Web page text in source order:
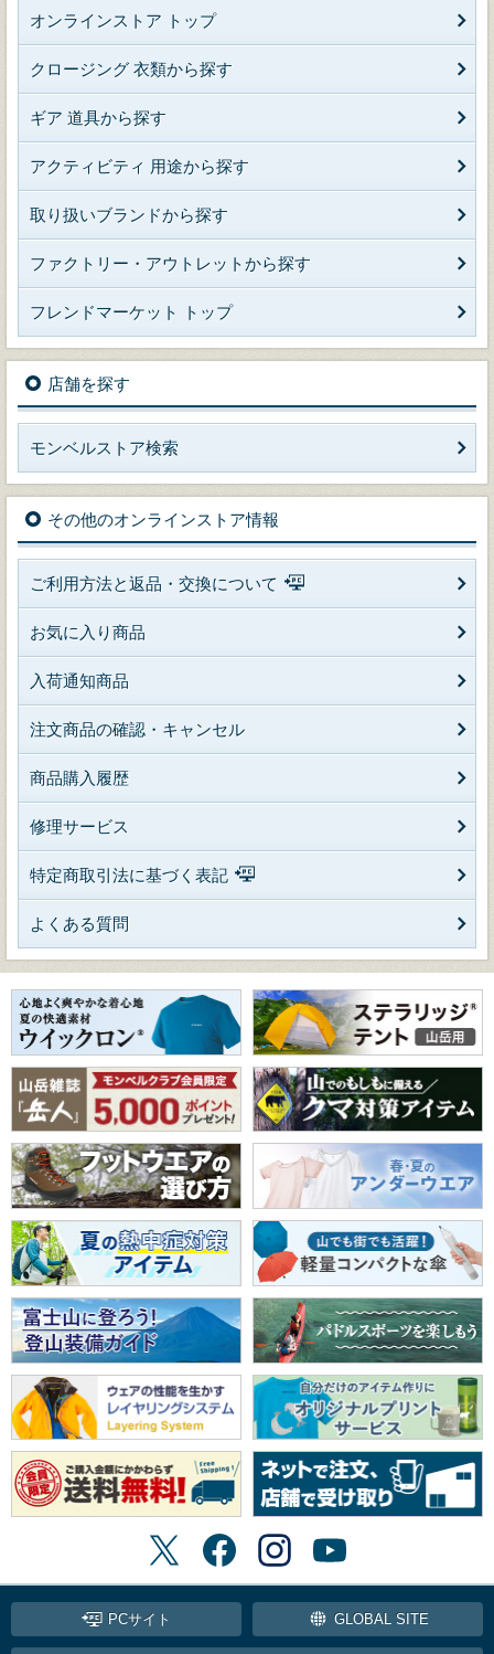
オンラインストア トップ
クロージング 衣類から探す
ギア 道具から探す
アクティビティ 用途から探す
取り扱いブランドから探す
ファクトリー・アウトレットから探す
フレンドマーケット トップ
店舗を探す
モンベルストア検索
その他のオンラインストア情報
ご利用方法と返品・交換について
お気に入り商品
入荷通知商品
注文商品の確認・キャンセル
商品購入履歴
修理サービス
特定商取引法に基づく表記
よくある質問
PCサイト GLOBAL SITE